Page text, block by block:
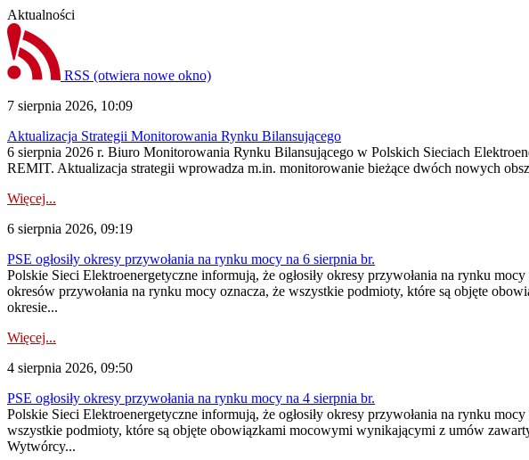
Aktualności
RSS (otwiera nowe okno)
7 sierpnia 2026, 10:09
Aktualizacja Strategii Monitorowania Rynku Bilansującego
6 sierpnia 2026 r. Biuro Monitorowania Rynku Bilansującego w Polskich Sieciach
REMIT. Aktualizacja strategii wprowadza m.in. monitorowanie bieżące dwóch nowych
Więcej...
6 sierpnia 2026, 09:19
PSE ogłosiły okresy przywołania na rynku mocy na 6 sierpnia br.
Polskie Sieci Elektroenergetyczne informują, że ogłosiły okresy przywołania na rynku
okresów przywołania na rynku mocy oznacza, że wszystkie podmioty, które są objęte
okresie...
Więcej...
4 sierpnia 2026, 09:50
PSE ogłosiły okresy przywołania na rynku mocy na 4 sierpnia br.
Polskie Sieci Elektroenergetyczne informują, że ogłosiły okresy przywołania na rynku
wszystkie podmioty, które są objęte obowiązkami mocowymi wynikającymi z umów
Wytwórcy...